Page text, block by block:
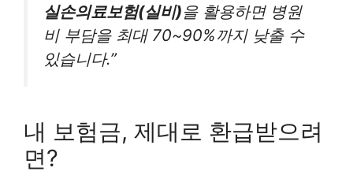
실손의료보험(실비)을 활용하면 병원
비 부담을 최대 70~90%까지 낮출 수
있습니다.”
내 보험금, 제대로 환급받으려
면?